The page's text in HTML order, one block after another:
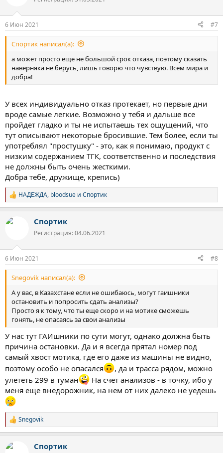
6 Июн 2021 #7
Спортик написал(а):
а может просто еще не большой срок отказа, поэтому сказать
наверняка не берусь, лишь говорю что чувствую. Всем мира и
добра!
У всех индивидуально отказ протекает, но первые дни
вроде самые легкие. Возможно у тебя и дальше все
пройдет гладко и ты не испытаешь тех ощущений, что
тут описывают некоторые бросившие. Тем более, если ты
употреблял "простушку" - это, как я понимаю, продукт с
низким содержанием ТГК, соответственно и последствия
не должны быть очень жесткими.
Добра тебе, дружище, крепись)
Р
е
к
НАДЕЖДА, bloodsue и Спортик
Спортик
Регистрация: 04.06.2021
6 Июн 2021 #8
Snegovik написал(а):
А у вас, в Казахстане если не ошибаюсь, могут гаишники
остановить и попросить сдать анализы?
Просто я к тому, что ты еще скоро и на мотике сможешь
гонять, не опасаясь за свои анализы
У нас тут ГАИшники по сути могут, однако должна быть
причина остановки. Да и я всегда прятал номер под
самый хвост мотика, где его даже из машины не видно,
поэтому особо не опасался
, да и трасса рядом, можно
улететь 299 в туман
На счет анализов - в точку, ибо у
меня еще внедорожник, на нем от них далеко не уедешь
Р
е
к
Snegovik
Спортик